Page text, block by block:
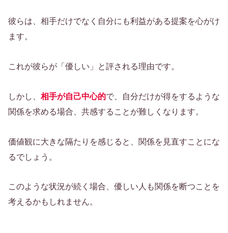
彼らは、相手だけでなく自分にも利益がある提案を心がけ
ます。
これが彼らが「優しい」と評される理由です。
しかし、 相手が自己中心的で、自分だけが得をするような
関係を求める場合、共感することが難しくなります。
価値観に大きな隔たりを感じると、関係を見直すことにな
るでしょう。
このような状況が続く場合、優しい人も関係を断つことを
考えるかもしれません。